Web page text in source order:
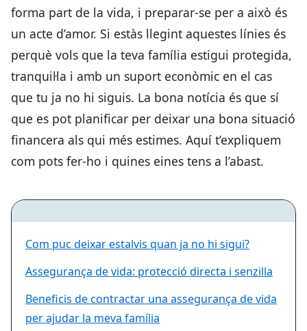
forma part de la vida, i preparar-se per a això és
un acte d’amor. Si estàs llegint aquestes línies és
perquè vols que la teva família estigui protegida,
tranquil·la i amb un suport econòmic en el cas
que tu ja no hi siguis. La bona notícia és que sí
que es pot planificar per deixar una bona situació
financera als qui més estimes. Aquí t’expliquem
com pots fer-ho i quines eines tens a l’abast.
Com puc deixar estalvis quan ja no hi sigui?
Assegurança de vida: protecció directa i senzilla
Beneficis de contractar una assegurança de vida
per ajudar la meva família